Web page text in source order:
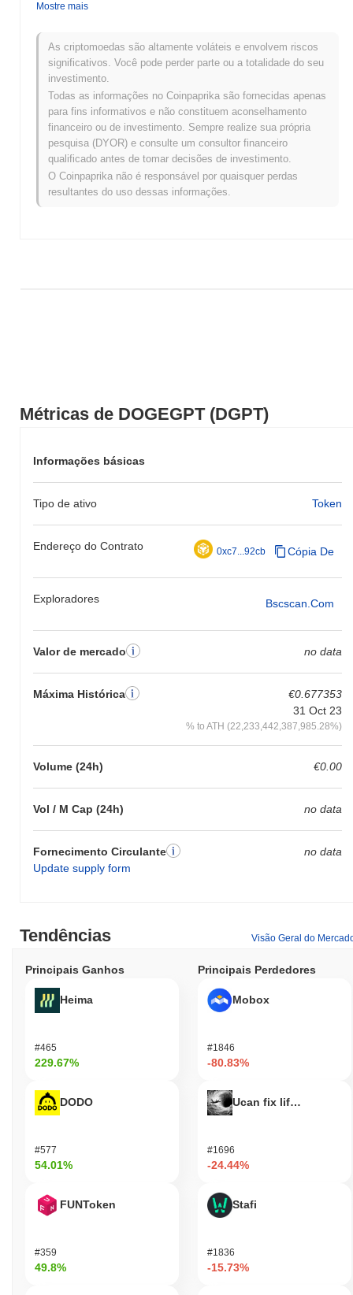
Métricas de DOGEGPT (DGPT)
Informações básicas
Tipo de ativo Token
Endereço do Contrato 0xc7...92cb Cópia De
Exploradores Bscscan.com
Valor de mercado no data
Máxima Histórica
€0.677353
31 Oct 23
% to ATH (22,233,442,387,985.28%)
Volume (24h) €0.00
Vol / M Cap (24h) no data
Fornecimento Circulante
Update supply form
no data
Qual é o histórico da faixa de preço de
Máxima Histórica (ATH):€0.677353
Mínima Histórica (ATL):€0.00
DOGEGPT está sendo negociado atualmente~100.00%abaixo
de sua ATH .
Como DOGEGPT está se desempenhando em
comparação com o mercado cripto mais amplo?
Nos últimos 7 dias, DOGEGPT ganhou
mercado cripto geral que registrou um ganho de
Mostre mais
As criptomoedas são altamente voláteis e envolvem riscos
significativos. Você pode perder parte ou a totalidade do seu
investimento.
Todas as informações no Coinpaprika são fornecidas apenas
para fins informativos e não constituem aconselhamento
financeiro ou de investimento. Sempre realize sua própria
pesquisa (DYOR) e consulte um consultor financeiro
qualificado antes de tomar decisões de investimento.
O Coinpaprika não é responsável por quaisquer perdas
resultantes do uso dessas informações.
Tendências Visão Geral do
Principais Ganhos
Heima
#465
229.67%
DODO
#577
54.01%
FUNToken
#359
49.8%
Principais Perdedores
Mobox
#1846
-80.83%
Ucan fix life in1day
#1696
-24.44%
Stafi
#1836
-15.73%